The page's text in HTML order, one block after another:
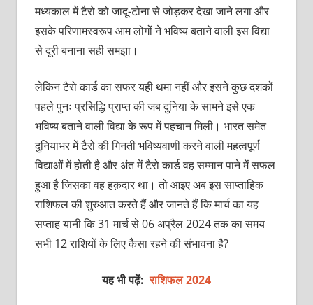
मध्यकाल में टैरो को जादू-टोना से जोड़कर देखा जाने लगा और
इसके परिणामस्वरूप आम लोगों ने भविष्य बताने वाली इस विद्या
से दूरी बनाना सही समझा।
लेकिन टैरो कार्ड का सफर यही थमा नहीं और इसने कुछ दशकों
पहले पुनः प्रसिद्धि प्राप्त की जब दुनिया के सामने इसे एक
भविष्य बताने वाली विद्या के रूप में पहचान मिली। भारत समेत
दुनियाभर में टैरो की गिनती भविष्यवाणी करने वाली महत्वपूर्ण
विद्याओं में होती है और अंत में टैरो कार्ड वह सम्मान पाने में सफल
हुआ है जिसका वह हक़दार था। तो आइए अब इस साप्ताहिक
राशिफल की शुरुआत करते हैं और जानते हैं कि मार्च का यह
सप्ताह यानी कि 31 मार्च से 06 अप्रैल 2024 तक का समय
सभी 12 राशियों के लिए कैसा रहने की संभावना है?
यह भी पढ़ें: राशिफल 2024